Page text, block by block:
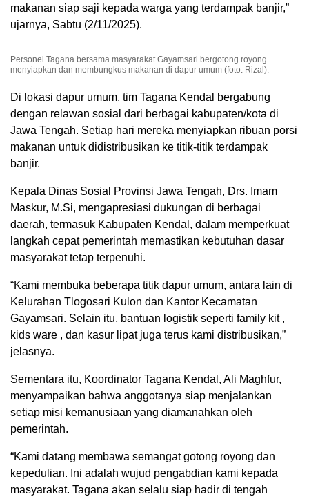
makanan siap saji kepada warga yang terdampak banjir,”
ujarnya, Sabtu (2/11/2025).
Personel Tagana bersama masyarakat Gayamsari bergotong royong
menyiapkan dan membungkus makanan di dapur umum (foto: Rizal).
Di lokasi dapur umum, tim Tagana Kendal bergabung
dengan relawan sosial dari berbagai kabupaten/kota di
Jawa Tengah. Setiap hari mereka menyiapkan ribuan porsi
makanan untuk didistribusikan ke titik-titik terdampak
banjir.
Kepala Dinas Sosial Provinsi Jawa Tengah, Drs. Imam
Maskur, M.Si, mengapresiasi dukungan di berbagai
daerah, termasuk Kabupaten Kendal, dalam memperkuat
langkah cepat pemerintah memastikan kebutuhan dasar
masyarakat tetap terpenuhi.
“Kami membuka beberapa titik dapur umum, antara lain di
Kelurahan Tlogosari Kulon dan Kantor Kecamatan
Gayamsari. Selain itu, bantuan logistik seperti family kit ,
kids ware , dan kasur lipat juga terus kami distribusikan,”
jelasnya.
Sementara itu, Koordinator Tagana Kendal, Ali Maghfur,
menyampaikan bahwa anggotanya siap menjalankan
setiap misi kemanusiaan yang diamanahkan oleh
pemerintah.
“Kami datang membawa semangat gotong royong dan
kepedulian. Ini adalah wujud pengabdian kami kepada
masyarakat. Tagana akan selalu siap hadir di tengah